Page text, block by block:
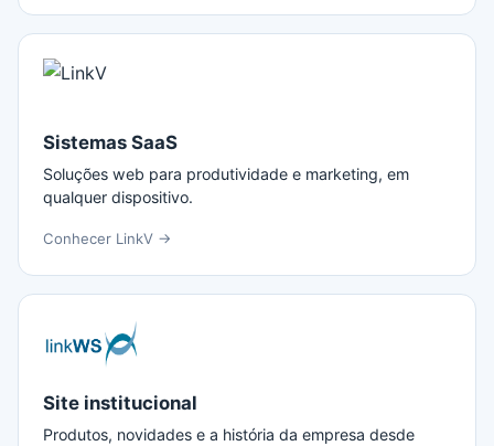
Sistemas SaaS
Soluções web para produtividade e marketing, em
qualquer dispositivo.
Conhecer LinkV →
Site institucional
Produtos, novidades e a história da empresa desde